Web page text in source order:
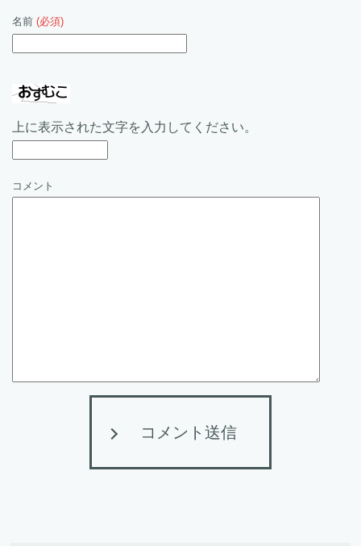
名前 (必須)
上に表示された文字を入力してください。
コメント
コメント送信